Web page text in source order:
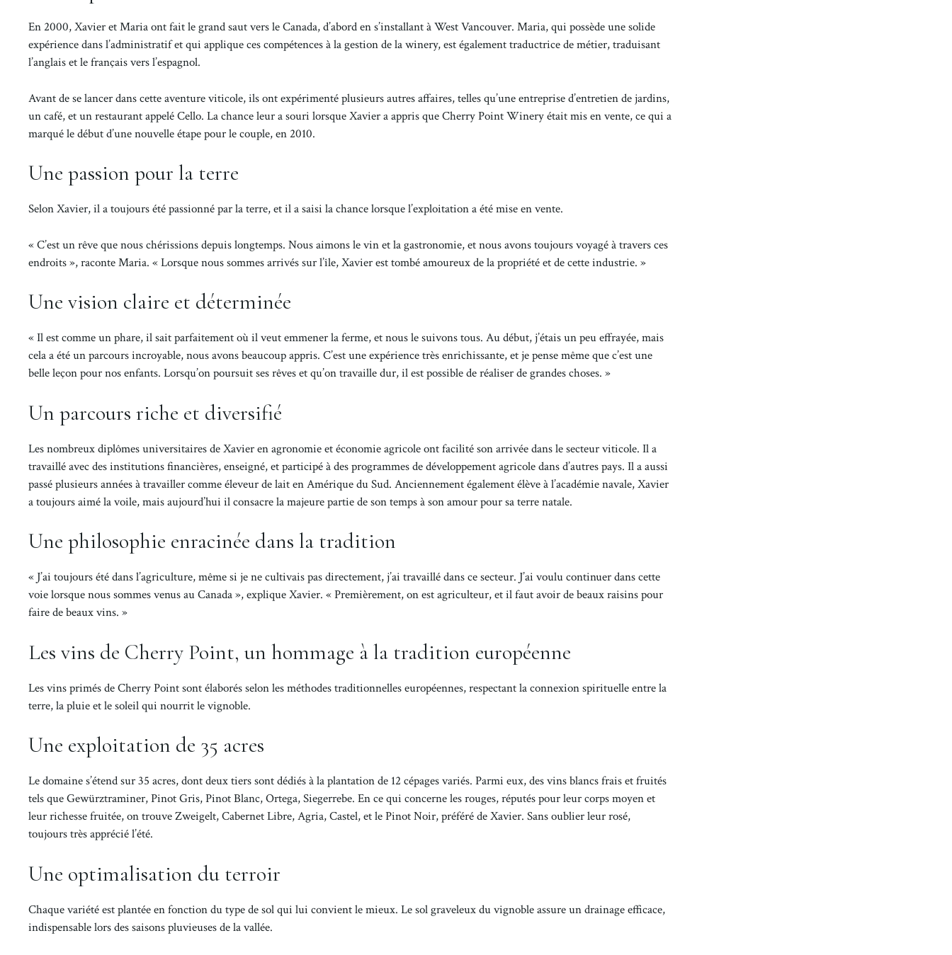
En 2000, Xavier et Maria ont fait le grand saut vers le Canada, d’abord en s’installant à West Vancouver. Maria, qui possède une solide
expérience dans l’administratif et qui applique ces compétences à la gestion de la winery, est également traductrice de métier, traduisant
l’anglais et le français vers l’espagnol.
Avant de se lancer dans cette aventure viticole, ils ont expérimenté plusieurs autres affaires, telles qu’une entreprise d’entretien de jardins,
un café, et un restaurant appelé Cello. La chance leur a souri lorsque Xavier a appris que Cherry Point Winery était mis en vente, ce qui a
marqué le début d’une nouvelle étape pour le couple, en 2010.
Une passion pour la terre
Selon Xavier, il a toujours été passionné par la terre, et il a saisi la chance lorsque l’exploitation a été mise en vente.
« C’est un rêve que nous chérissions depuis longtemps. Nous aimons le vin et la gastronomie, et nous avons toujours voyagé à travers ces
endroits », raconte Maria. « Lorsque nous sommes arrivés sur l’île, Xavier est tombé amoureux de la propriété et de cette industrie. »
Une vision claire et déterminée
« Il est comme un phare, il sait parfaitement où il veut emmener la ferme, et nous le suivons tous. Au début, j’étais un peu effrayée, mais
cela a été un parcours incroyable, nous avons beaucoup appris. C’est une expérience très enrichissante, et je pense même que c’est une
belle leçon pour nos enfants. Lorsqu’on poursuit ses rêves et qu’on travaille dur, il est possible de réaliser de grandes choses. »
Un parcours riche et diversifié
Les nombreux diplômes universitaires de Xavier en agronomie et économie agricole ont facilité son arrivée dans le secteur viticole. Il a
travaillé avec des institutions financières, enseigné, et participé à des programmes de développement agricole dans d’autres pays. Il a aussi
passé plusieurs années à travailler comme éleveur de lait en Amérique du Sud. Anciennement également élève à l’académie navale, Xavier
a toujours aimé la voile, mais aujourd’hui il consacre la majeure partie de son temps à son amour pour sa terre natale.
Une philosophie enracinée dans la tradition
« J’ai toujours été dans l’agriculture, même si je ne cultivais pas directement, j’ai travaillé dans ce secteur. J’ai voulu continuer dans cette
voie lorsque nous sommes venus au Canada », explique Xavier. « Premièrement, on est agriculteur, et il faut avoir de beaux raisins pour
faire de beaux vins. »
Les vins de Cherry Point, un hommage à la tradition européenne
Les vins primés de Cherry Point sont élaborés selon les méthodes traditionnelles européennes, respectant la connexion spirituelle entre la
terre, la pluie et le soleil qui nourrit le vignoble.
Une exploitation de 35 acres
Le domaine s’étend sur 35 acres, dont deux tiers sont dédiés à la plantation de 12 cépages variés. Parmi eux, des vins blancs frais et fruités
tels que Gewürztraminer, Pinot Gris, Pinot Blanc, Ortega, Siegerrebe. En ce qui concerne les rouges, réputés pour leur corps moyen et
leur richesse fruitée, on trouve Zweigelt, Cabernet Libre, Agria, Castel, et le Pinot Noir, préféré de Xavier. Sans oublier leur rosé,
toujours très apprécié l’été.
Une optimalisation du terroir
Chaque variété est plantée en fonction du type de sol qui lui convient le mieux. Le sol graveleux du vignoble assure un drainage efficace,
indispensable lors des saisons pluvieuses de la vallée.